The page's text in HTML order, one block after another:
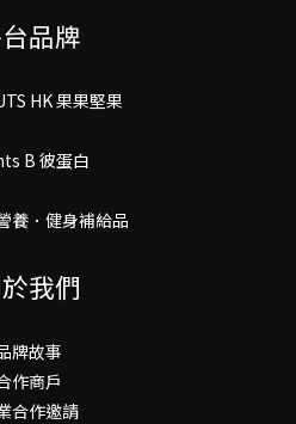
品牌
HK 果果堅果
B 彼蛋白
養．健身補給品
我們
牌故事
作商戶
合作邀請